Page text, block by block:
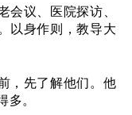
会议、医院探访、
以身作则，教导大
，先了解他们。他
。